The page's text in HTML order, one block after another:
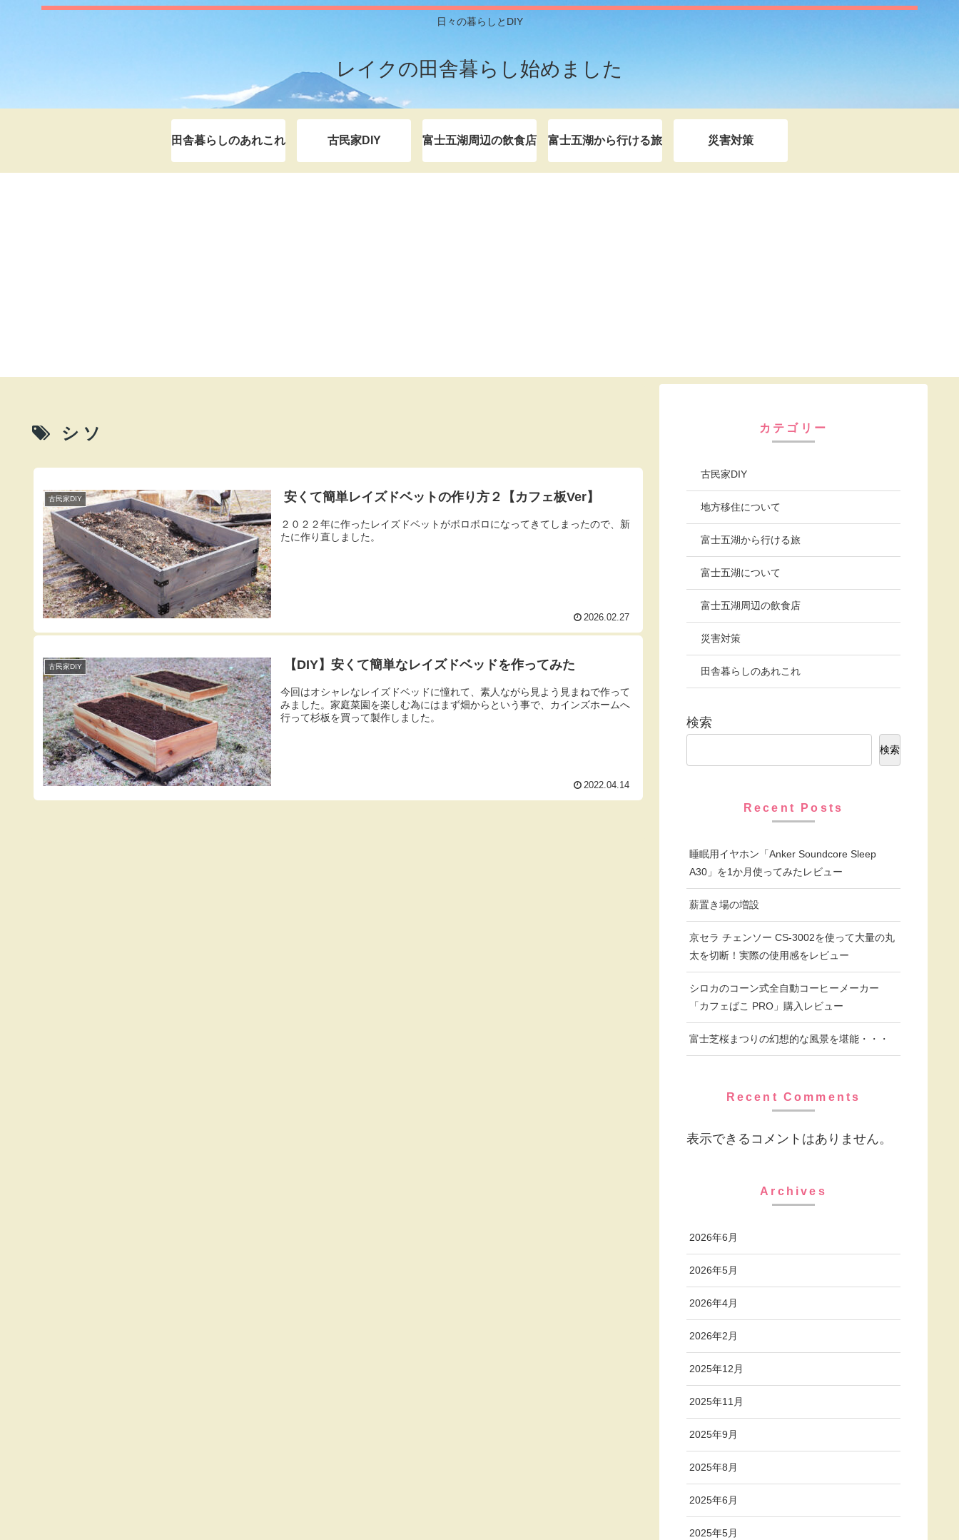
日々の暮らしとDIY
レイクの田舎暮らし始めました
田舎暮らしのあれこれ 古民家DIY 富士五湖周辺の飲食店 富士五湖から行ける旅 災害対策
シソ
古民家DIY 安くて簡単レイズドベットの作り方２【カフェ板Ver】
２０２２年に作ったレイズドベットがボロボロになってきてしまったので、新
たに作り直しました。
2026.02.27
古民家DIY 【DIY】安くて簡単なレイズドベッドを作ってみた
今回はオシャレなレイズドベッドに憧れて、素人ながら見よう見まねで作って
みました。家庭菜園を楽しむ為にはまず畑からという事で、カインズホームへ
行って杉板を買って製作しました。
2022.04.14
カテゴリー
古民家DIY
地方移住について
富士五湖から行ける旅
富士五湖について
富士五湖周辺の飲食店
災害対策
田舎暮らしのあれこれ
検索
検索
Recent Posts
睡眠用イヤホン「Anker Soundcore Sleep
A30」を1か月使ってみたレビュー
薪置き場の増設
京セラ チェンソー CS-3002を使って大量の丸
太を切断！実際の使用感をレビュー
シロカのコーン式全自動コーヒーメーカー
「カフェばこ PRO」購入レビュー
富士芝桜まつりの幻想的な風景を堪能・・・
Recent Comments
表示できるコメントはありません。
Archives
2026年6月
2026年5月
2026年4月
2026年2月
2025年12月
2025年11月
2025年9月
2025年8月
2025年6月
2025年5月